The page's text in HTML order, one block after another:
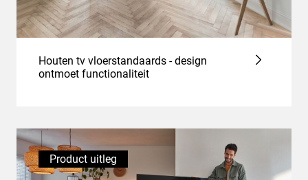
Houten tv vloerstandaards - design
ontmoet functionaliteit
Product uitleg